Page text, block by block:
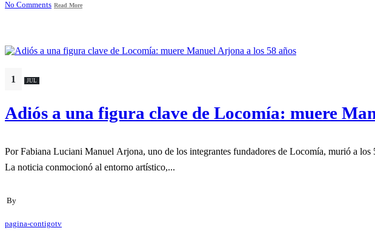
No Comments Read More
1 JUL
Adiós a una figura clave de Locomía: muere
Por Fabiana Luciani Manuel Arjona, uno de los integrantes fundadores de Locomía,
La noticia conmocionó al entorno artístico,...
By
pagina-contigotv